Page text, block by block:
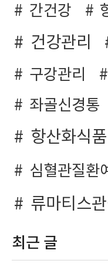
간건강
건강관리
구강관리
좌골신경통
항산화식품
심혈관질환
류마티스
최근 글